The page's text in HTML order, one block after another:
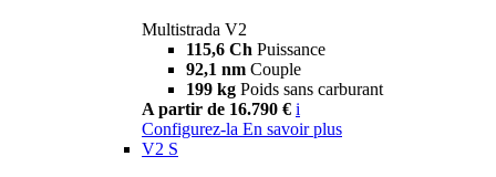
Multistrada V2
115,6 Ch Puissance
92,1 nm Couple
199 kg Poids sans carburant
A partir de 16.790 € i
Configurez-la En savoir plus
V2 S